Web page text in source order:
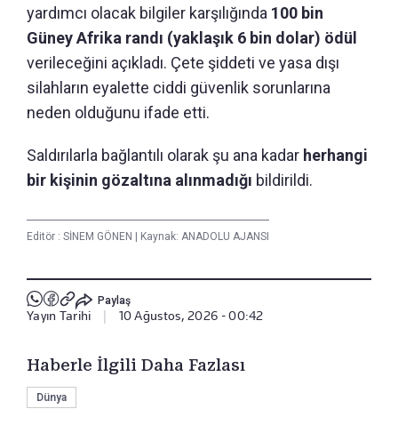
yardımcı olacak bilgiler karşılığında 100 bin
Güney Afrika randı (yaklaşık 6 bin dolar) ödül
verileceğini açıkladı. Çete şiddeti ve yasa dışı
silahların eyalette ciddi güvenlik sorunlarına
neden olduğunu ifade etti.
Saldırılarla bağlantılı olarak şu ana kadar herhangi
bir kişinin gözaltına alınmadığı bildirildi.
Editör : SİNEM GÖNEN Kaynak: ANADOLU AJANSI
Paylaş
Yayın Tarihi 10 Ağustos, 2026 - 00:42
Haberle İlgili Daha Fazlası
Dünya